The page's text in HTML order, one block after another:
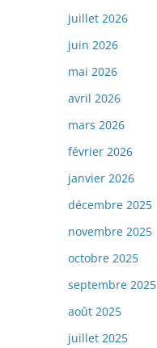
juillet 2026
juin 2026
mai 2026
avril 2026
mars 2026
février 2026
janvier 2026
décembre 2025
novembre 2025
octobre 2025
septembre 2025
août 2025
juillet 2025